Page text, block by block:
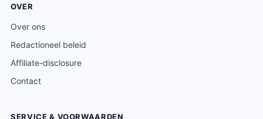
OVER
Over ons
Redactioneel beleid
Affiliate-disclosure
Contact
SERVICE & VOORWAARDEN